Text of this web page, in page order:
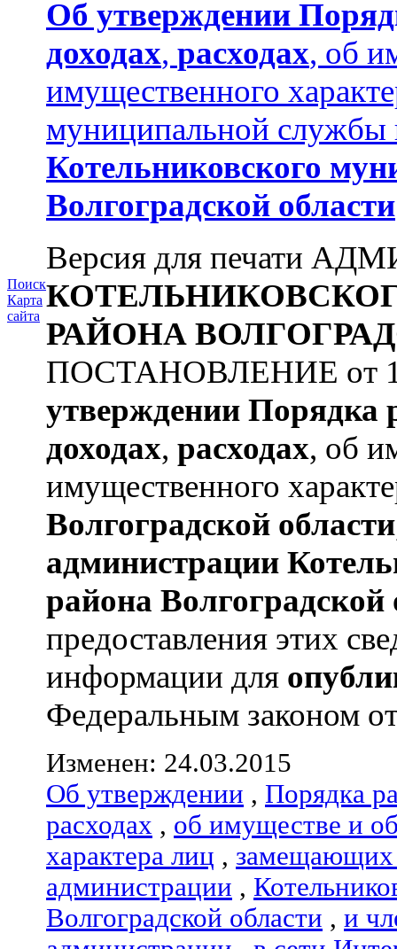
Поиск
Карта
сайта
Об утверждении
доходах, расходах, об
имущественного
муниципальной службы
Котельниковского
Волгоградской области
Версия для печати
РАЙОНА
ПОСТАНОВЛЕНИЕ от
утверждении Порядка
доходах, расходах, об
имущественного
Волгоградской области
администрации
района Волгоградской
предоставления этих
информации для
Федеральным законом
Изменен: 24.03.2015
Об утверждении , Порядка
расходах , об имуществе и
характера лиц , замещающих
администрации ,
Волгоградской области , и